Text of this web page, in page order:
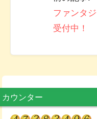
ファンタ
受付中！
カウンター